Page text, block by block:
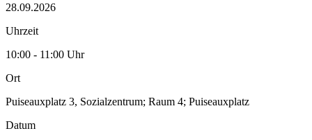
28.09.2026
Uhrzeit
10:00 - 11:00 Uhr
Ort
Puiseauxplatz 3, Sozialzentrum; Raum 4; Puiseauxplatz
Datum